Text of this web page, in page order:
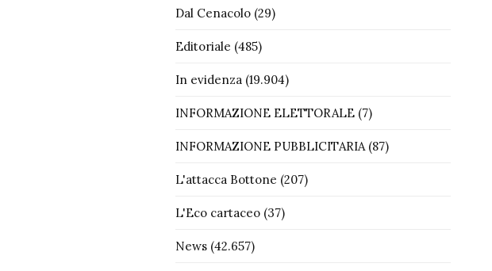
Dal Cenacolo(29)
Editoriale (485)
In evidenza(19.904)
INFORMAZIONE ELETTORALE(7)
INFORMAZIONE PUBBLICITARIA(87)
L'attacca Bottone (207)
L'Eco cartaceo(37)
News(42.657)